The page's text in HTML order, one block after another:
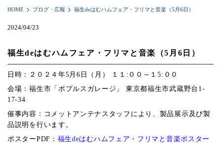
HOME ブログ・広報 福生deはむハムフェア・フリマと音楽（5月6日）
2024/04/23
福生deはむハムフェア・フリマと音楽（5月6日）
日時：２０２４年5月6日（月） １１:００～１5:００
会場：福生市「ポプルスガレージ」 東京都福生市武蔵野台1-
17-34
催事内容：コメットアンテナスタッフにより、製品展示及び製
品説明を行います。
ポスターPDF： 福生deはむハムフェア・フリマと音楽ポスター